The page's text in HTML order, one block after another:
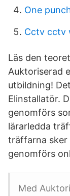
One
Cctv cctv
Läs den
Auktoriserad
utbildning!
Elinstallatör.
genomförs
lärarledda
träffarna sker
genomförs
Med